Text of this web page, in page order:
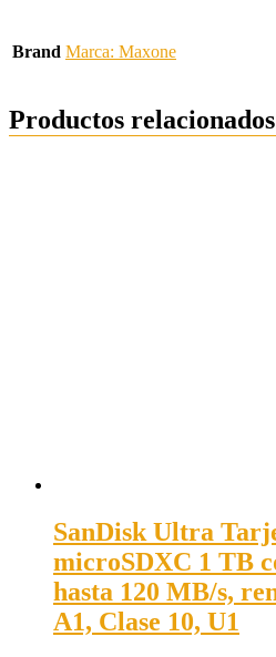
Brand Marca: Maxone
Productos relacionados
SanDisk Ultra
microSDXC 1 TB
hasta 120 MB/s,
A1, Clase 10, U1